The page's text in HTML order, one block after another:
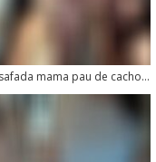
Morena safada mama pau de cachorro com gosto